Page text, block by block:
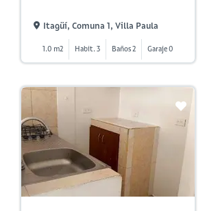
Itagüí, Comuna 1, Villa Paula
1.0 m2 Habit. 3 Baños 2 Garaje 0